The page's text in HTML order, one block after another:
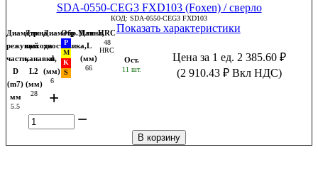
SDA-0550-CEG3 FXD103 (Foxen) / сверло
КОД: SDA-0550-CEG3 FXD103
Диаметр
режущей
части,
D
(m7)
мм
5.5
Длина
выхода
канавки,
L2
(мм)
28
Диаметр
хвостовика,
d
(мм)
6
Обр.МатДлина,
L
(мм)
66
HRC
48
HRC
Показать характеристики
Ост.
11 шт.
Цена за 1 ед. 2 385.60 ₽
(2 910.43 ₽Вкл НДС)
+
−
В корзину